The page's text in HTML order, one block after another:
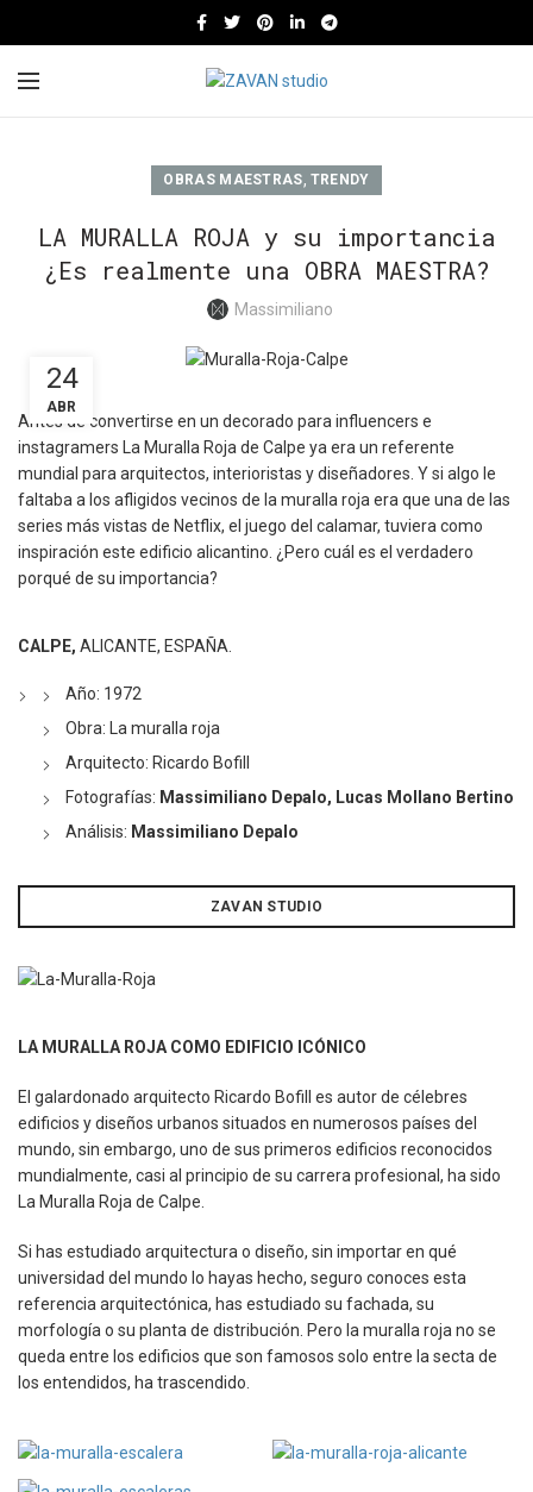
OBRAS MAESTRAS, TRENDY
LA MURALLA ROJA y su importancia
¿Es realmente una OBRA MAESTRA?
Massimiliano
24
ABR
Antes de convertirse en un decorado para influencers e
instagramers La Muralla Roja de Calpe ya era un referente
mundial para arquitectos, interioristas y diseñadores. Y si algo le
faltaba a los afligidos vecinos de la muralla roja era que una de las
series más vistas de Netflix, el juego del calamar, tuviera como
inspiración este edificio alicantino. ¿Pero cuál es el verdadero
porqué de su importancia?
CALPE, ALICANTE, ESPAÑA.
Año: 1972
Obra: La muralla roja
Arquitecto: Ricardo Bofill
Fotografías: Massimiliano Depalo, Lucas Mollano Bertino
Análisis: Massimiliano Depalo
ZAVAN STUDIO
LA MURALLA ROJA COMO EDIFICIO ICÓNICO
El galardonado arquitecto Ricardo Bofill es autor de célebres
edificios y diseños urbanos situados en numerosos países del
mundo, sin embargo, uno de sus primeros edificios reconocidos
mundialmente, casi al principio de su carrera profesional, ha sido
La Muralla Roja de Calpe.
Si has estudiado arquitectura o diseño, sin importar en qué
universidad del mundo lo hayas hecho, seguro conoces esta
referencia arquitectónica, has estudiado su fachada, su
morfología o su planta de distribución. Pero la muralla roja no se
queda entre los edificios que son famosos solo entre la secta de
los entendidos, ha trascendido.